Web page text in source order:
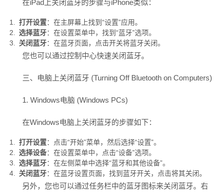
在iPad 上关闭蓝牙的步骤与iPhone类似：
打开设置：在主屏幕上找到“设置”应用。
选择蓝牙：在设置菜单中，找到“蓝牙”选项。
关闭蓝牙：在蓝牙页面，点击开关将蓝牙关闭。
您也可以通过控制中心快速关闭蓝牙。
三、电脑上关闭蓝牙 (Turning Off Bluetooth on Computers)
1. Windows电脑 (Windows PCs)
在Windows电脑上关闭蓝牙的步骤如下：
打开设置：点击“开始”菜单，然后选择“设置”。
选择设备：在设置菜单中，点击“设备”选项。
选择蓝牙：在左侧菜单中选择“蓝牙和其他设备”。
关闭蓝牙：在蓝牙设置页面，找到蓝牙开关，点击将其关闭。
另外，您也可以通过任务栏中的蓝牙图标来关闭蓝牙。右